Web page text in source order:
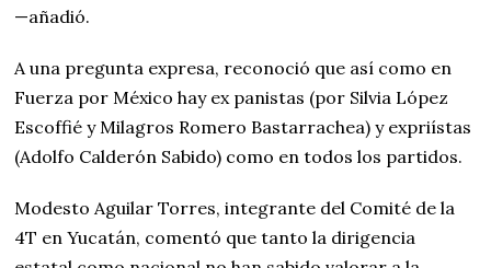
—añadió.
A una pregunta expresa, reconoció que así como en
Fuerza por México hay ex panistas (por Silvia López
Escoffié y Milagros Romero Bastarrachea) y expriístas
(Adolfo Calderón Sabido) como en todos los partidos.
Modesto Aguilar Torres, integrante del Comité de la
4T en Yucatán, comentó que tanto la dirigencia